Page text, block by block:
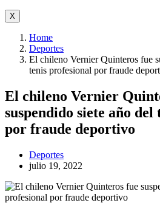
X
Home
Deportes
El chileno Vernier Quinteros fue
tenis profesional por fraude
El chileno Vernier
suspendido siete año
por fraude deportivo
Deportes
julio 19, 2022